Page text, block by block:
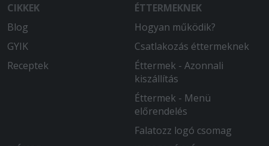
CIKKEK
Blog
GYIK
Receptek
ÉTTERMEKNEK
Hogyan működik?
Csatlakozás éttermeknek
Éttermek - Azonnali
kiszállítás
Éttermek - Menü
előrendelés
Falatozz logó csomag